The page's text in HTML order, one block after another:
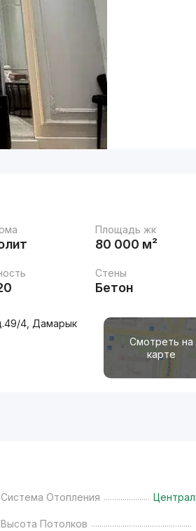
Площадь жк
80 000 м²
Стены
Бетон
Смотреть на
карте
4, Дамарык
Система Отопления
Высота Потолков